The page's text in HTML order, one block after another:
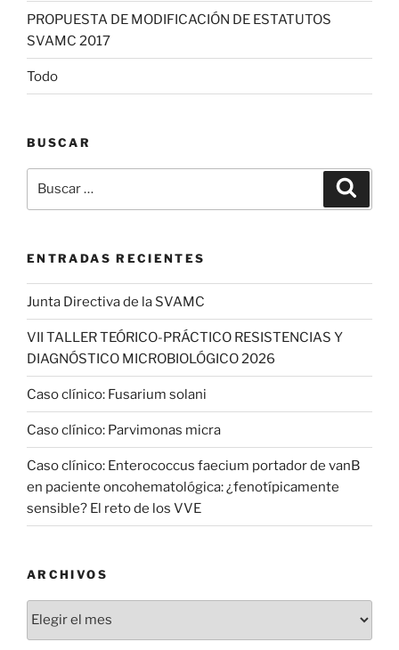
PROPUESTA DE MODIFICACIÓN DE ESTATUTOS
SVAMC 2017
Todo
BUSCAR
por:
ENTRADAS RECIENTES
Junta Directiva de la SVAMC
VII TALLER TEÓRICO-PRÁCTICO RESISTENCIAS Y
DIAGNÓSTICO MICROBIOLÓGICO 2026
Caso clínico: Fusarium solani
Caso clínico: Parvimonas micra
Caso clínico: Enterococcus faecium portador de vanB
en paciente oncohematológica: ¿fenotípicamente
sensible? El reto de los VVE
ARCHIVOS